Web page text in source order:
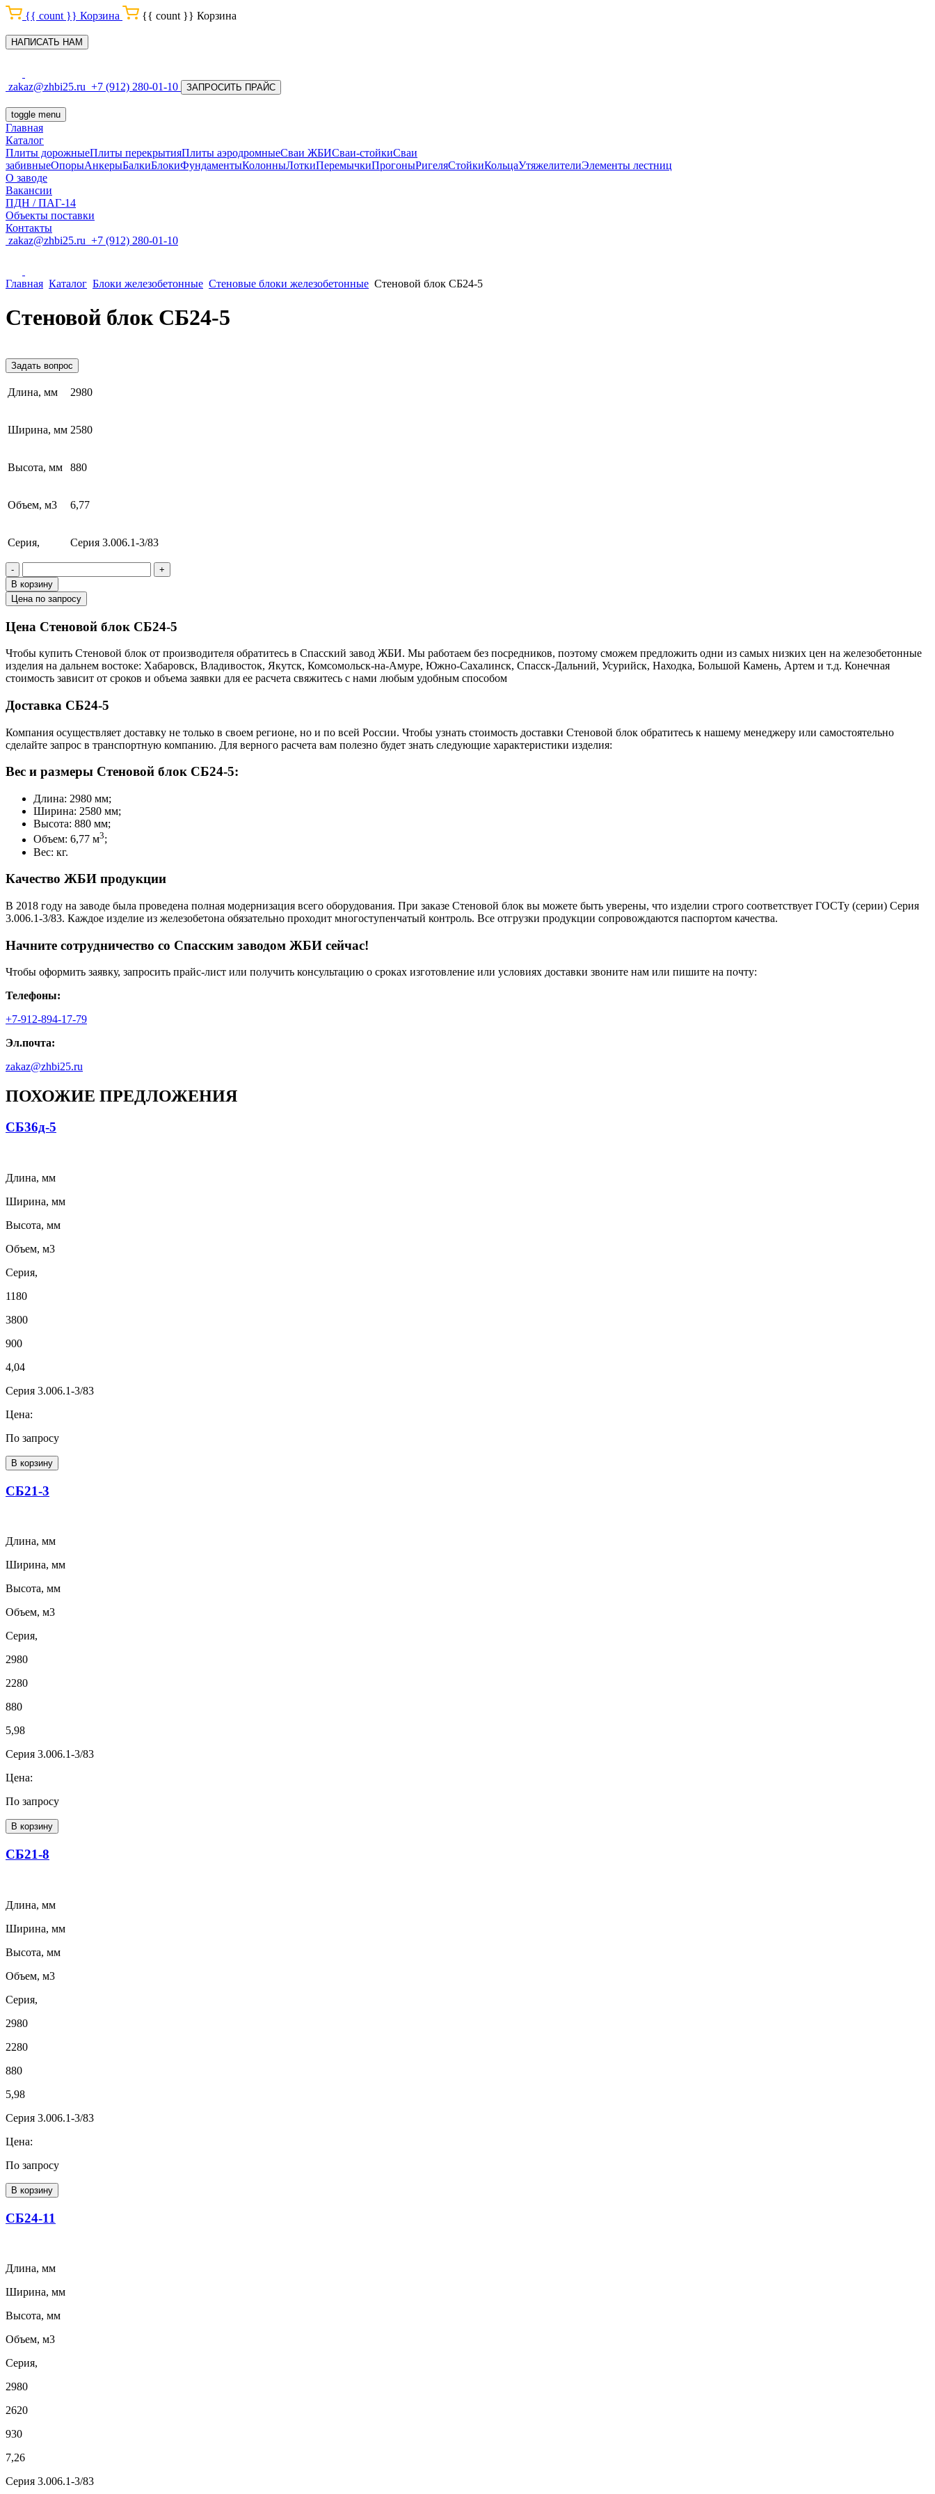
{{ count }} Корзина {{ count }} Корзина
НАПИСАТЬ НАМ
zakaz@zhbi25.ru +7 (912) 280-01-10 ЗАПРОСИТЬ ПРАЙС
toggle menu
Главная
Каталог
Плиты дорожныеПлиты перекрытияПлиты аэродромныеСваи ЖБИСваи-стойкиСваи
забивныеОпорыАнкерыБалкиБлокиФундаментыКолонныЛоткиПеремычкиПрогоныРигеляСтойкиКольцаУтяжелителиЭлементы лестниц
О заводе
Вакансии
ПДН / ПАГ-14
Объекты поставки
Контакты
zakaz@zhbi25.ru +7 (912) 280-01-10
Главная Каталог Блоки железобетонные Стеновые блоки железобетонные Стеновой блок СБ24-5
Стеновой блок СБ24-5
Задать вопрос
Длина, мм 2980
Ширина, мм 2580
Высота, мм 880
Объем, м3 6,77
Серия, Серия 3.006.1-3/83
-
+
В корзину
Цена по запросу
Цена Стеновой блок СБ24-5
Чтобы купить Стеновой блок от производителя обратитесь в Cпасский завод ЖБИ. Мы работаем без посредников, поэтому сможем предложить одни из самых низких цен на железобетонные
изделия на дальнем востоке: Хабаровск, Владивосток, Якутск, Комсомольск-на-Амуре, Южно-Сахалинск, Спасск-Дальний, Усурийск, Находка, Большой Камень, Артем и т.д. Конечная
стоимость зависит от сроков и объема заявки для ее расчета свяжитесь с нами любым удобным способом
Доставка СБ24-5
Компания осуществляет доставку не только в своем регионе, но и по всей России. Чтобы узнать стоимость доставки Стеновой блок обратитесь к нашему менеджеру или самостоятельно
сделайте запрос в транспортную компанию. Для верного расчета вам полезно будет знать следующие характеристики изделия:
Вес и размеры Стеновой блок СБ24-5:
Длина: 2980 мм;
Ширина: 2580 мм;
Высота: 880 мм;
Объем: 6,77 м3;
Вес: кг.
Качество ЖБИ продукции
В 2018 году на заводе была проведена полная модернизация всего оборудования. При заказе Стеновой блок вы можете быть уверены, что изделии строго соответствует ГОСТу (серии) Серия
3.006.1-3/83. Каждое изделие из железобетона обязательно проходит многоступенчатый контроль. Все отгрузки продукции сопровождаются паспортом качества.
Начните сотрудничество со Cпасским заводом ЖБИ сейчас!
Чтобы оформить заявку, запросить прайс-лист или получить консультацию о сроках изготовление или условиях доставки звоните нам или пишите на почту:
Телефоны:
+7-912-894-17-79
Эл.почта:
zakaz@zhbi25.ru
ПОХОЖИЕ ПРЕДЛОЖЕНИЯ
СБ36д-5
Длина, мм
Ширина, мм
Высота, мм
Объем, м3
Серия,
1180
3800
900
4,04
Серия 3.006.1-3/83
Цена:
По запросу
В корзину
СБ21-3
Длина, мм
Ширина, мм
Высота, мм
Объем, м3
Серия,
2980
2280
880
5,98
Серия 3.006.1-3/83
Цена:
По запросу
В корзину
СБ21-8
Длина, мм
Ширина, мм
Высота, мм
Объем, м3
Серия,
2980
2280
880
5,98
Серия 3.006.1-3/83
Цена:
По запросу
В корзину
СБ24-11
Длина, мм
Ширина, мм
Высота, мм
Объем, м3
Серия,
2980
2620
930
7,26
Серия 3.006.1-3/83